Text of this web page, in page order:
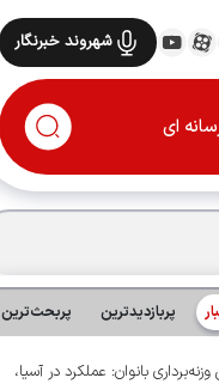
شهروند خبرنگار
ای
پربازدیدترین پربحث‌ترین‌
بانوان: عملکرد در آسیا،